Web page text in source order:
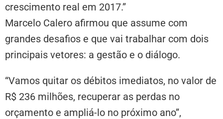
crescimento real em 2017.”
Marcelo Calero afirmou que assume com
grandes desafios e que vai trabalhar com dois
principais vetores: a gestão e o diálogo.
“Vamos quitar os débitos imediatos, no valor de
R$ 236 milhões, recuperar as perdas no
orçamento e ampliá-lo no próximo ano”,